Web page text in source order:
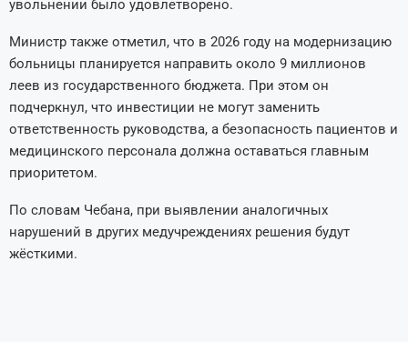
увольнении было удовлетворено.
Министр также отметил, что в 2026 году на модернизацию
больницы планируется направить около 9 миллионов
леев из государственного бюджета. При этом он
подчеркнул, что инвестиции не могут заменить
ответственность руководства, а безопасность пациентов и
медицинского персонала должна оставаться главным
приоритетом.
По словам Чебана, при выявлении аналогичных
нарушений в других медучреждениях решения будут
жёсткими.